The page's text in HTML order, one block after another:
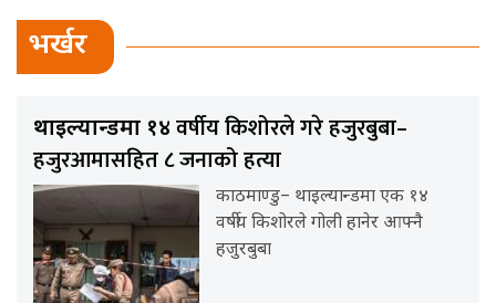
भर्खर
थाइल्यान्डमा १४ वर्षीय किशोरले गरे हजुरबुबा–
हजुरआमासहित ८ जनाको हत्या
काठमाण्डु– थाइल्यान्डमा एक १४
वर्षीय किशोरले गोली हानेर आफ्नै
हजुरबुबा